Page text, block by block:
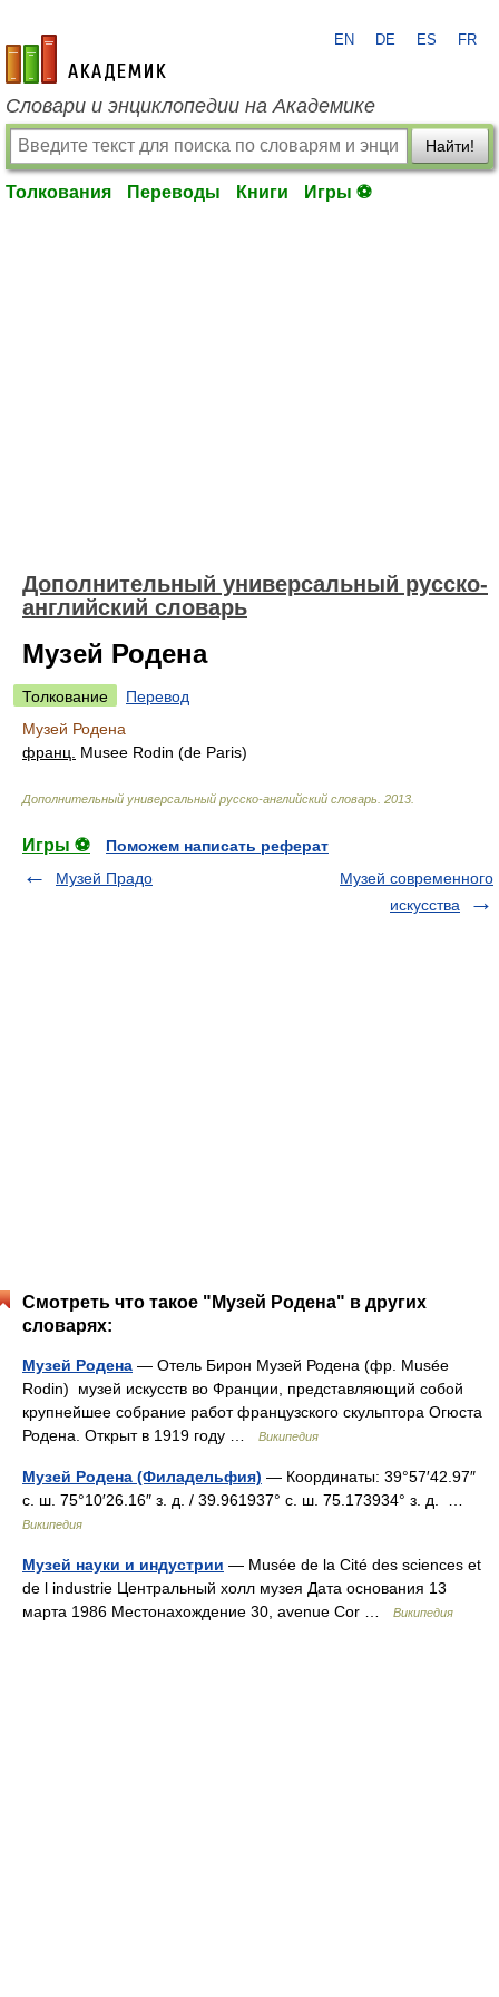
academic.ru
EN DE ES FR
Словари и энциклопедии на Академике
Найти!
Толкования Переводы Книги Игры ⚽
Дополнительный универсальный русско-
английский словарь
Музей Родена
Толкование
Перевод
Музей Родена
франц.
Musee Rodin (de Paris)
Дополнительный универсальный русско-английский словарь 2013
Игры ⚽
Поможем написать реферат
Музей Прадо
Музей современного
искусства
Смотреть что такое "Музей Родена" в других
словарях:
Музей Родена — Отель Бирон Музей Родена (фр. Musée
Rodin) музей искусств во Франции, представляющий собой
крупнейшее собрание работ французского скульптора Огюста
Родена. Открыт в 1919 году …
Википедия
Музей Родена (Филадельфия) — Координаты: 39°57′42.97″
с. ш. 75°10′26.16″ з. д. / 39.961937° с. ш. 75.173934° з. д. …
Википедия
Музей науки и индустрии — Musée de la Cité des sciences et
de l industrie Центральный холл музея Дата основания 13
марта 1986 Местонахождение 30, avenue Cor …
Википедия